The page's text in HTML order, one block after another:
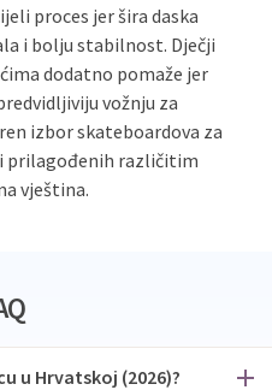
proces jer šira daska
i bolju stabilnost. Dječji
dodatno pomaže jer
vožnju za
izbor skateboardova za
prilagođenih različitim
vještina.
u Hrvatskoj (2026)?